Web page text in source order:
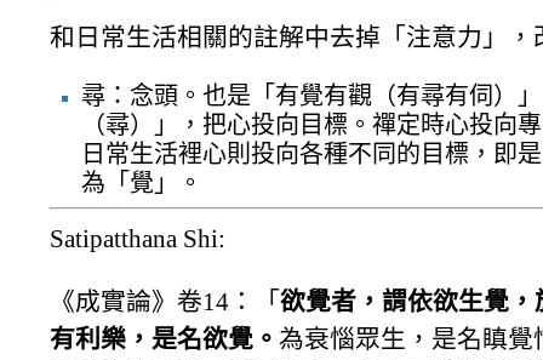
和日常生活相關的註解中去掉「注意力」，
尋：念頭。也是「有覺有觀（有尋有伺）
（尋）」，把心投向目標。禪定時心投向
日常生活裡心則投向各種不同的目標，即
為「覺」。
Satipatthana Shi:
《成實論》卷14：「 欲覺者，謂依欲生覺，
有利樂，是名欲覺。 為衰惱眾生，是名瞋覺